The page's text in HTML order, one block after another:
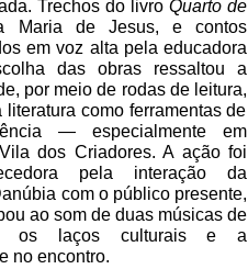
Trechos do livroQuarto de
Maria de Jesus, e contos
em voz alta pela educadora
das obras ressaltou a
por meio de rodas de leitura,
como ferramentas de
— especialmente em
dos Criadores. A ação foi
pela interação da
com o público presente,
ao som de duas músicas de
os laços culturais e a
no encontro.